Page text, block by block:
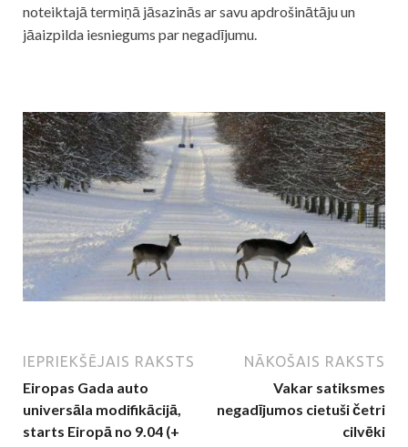
noteiktajā termiņā jāsazinās ar savu apdrošinātāju un
jāaizpilda iesniegums par negadījumu.
IEPRIEKŠĒJAIS RAKSTS
Eiropas Gada auto
universāla modifikācijā,
starts Eiropā no 9.04 (+
NĀKOŠAIS RAKSTS
Vakar satiksmes
negadījumos cietuši četri
cilvēki